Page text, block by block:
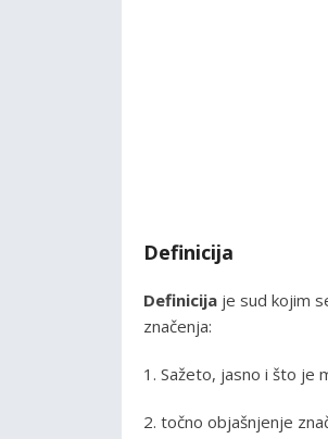
Definicija
Definicija je sud kojim
značenja:
1. Sažeto, jasno i što je
2. točno objašnjenje